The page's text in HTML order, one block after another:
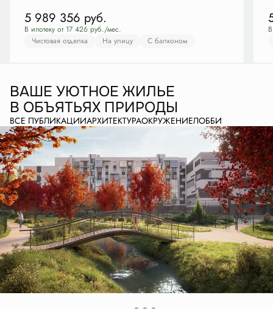
5 989 356 руб.
В ипотеку от 17 426 руб./мес.
Чистовая отделка
На улицу С балконом
ВАШЕ УЮТНОЕ ЖИЛЬЕ
В ОБЪЯТЬЯХ ПРИРОДЫ
ВСЕ ПУБЛИКАЦИИАРХИТЕКТУРАОКРУЖЕНИЕЛОББИ